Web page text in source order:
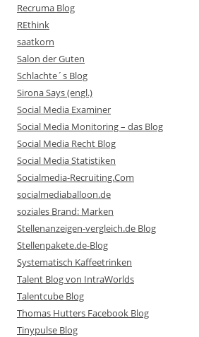
Recruma Blog
REthink
saatkorn
Salon der Guten
Schlachte´s Blog
Sirona Says (engl.)
Social Media Examiner
Social Media Monitoring – das Blog
Social Media Recht Blog
Social Media Statistiken
Socialmedia-Recruiting.Com
socialmediaballoon.de
soziales Brand: Marken
Stellenanzeigen-vergleich.de Blog
Stellenpakete.de-Blog
Systematisch Kaffeetrinken
Talent Blog von IntraWorlds
Talentcube Blog
Thomas Hutters Facebook Blog
Tinypulse Blog